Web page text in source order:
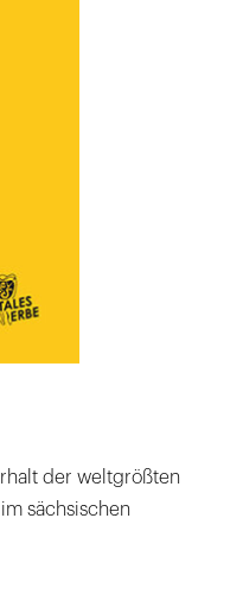
der weltgrößten
sächsischen